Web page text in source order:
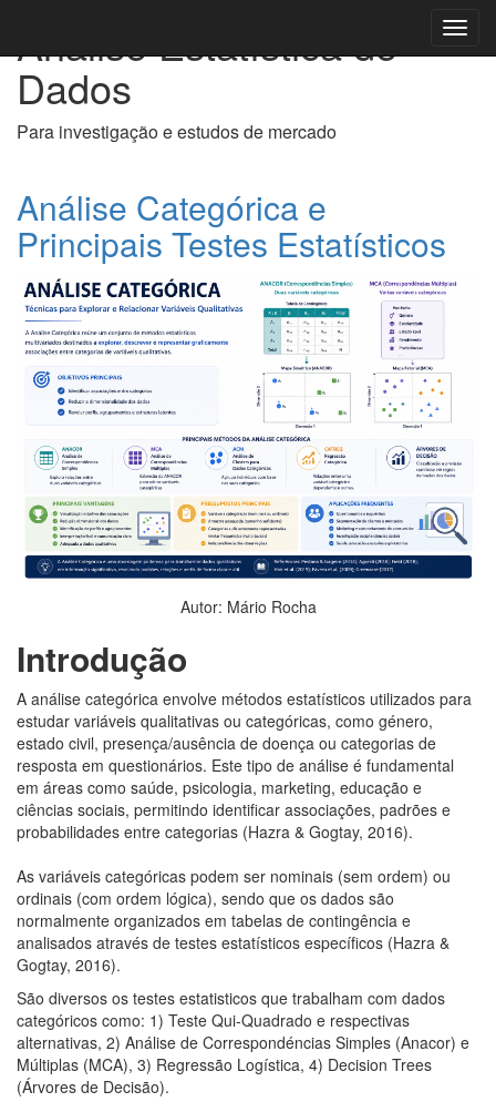
Análise Estatística de
Dados
Para investigação e estudos de mercado
Análise Categórica e
Principais Testes Estatísticos
Autor: Mário Rocha
Introdução
A análise categórica envolve métodos estatísticos utilizados para
estudar variáveis qualitativas ou categóricas, como género,
estado civil, presença/ausência de doença ou categorias de
resposta em questionários. Este tipo de análise é fundamental
em áreas como saúde, psicologia, marketing, educação e
ciências sociais, permitindo identificar associações, padrões e
probabilidades entre categorias (Hazra & Gogtay, 2016).
As variáveis categóricas podem ser nominais (sem ordem) ou
ordinais (com ordem lógica), sendo que os dados são
normalmente organizados em tabelas de contingência e
analisados através de testes estatísticos específicos (Hazra &
Gogtay, 2016).
São diversos os testes estatisticos que trabalham com dados
categóricos como: 1) Teste Qui-Quadrado e respectivas
alternativas, 2) Análise de Correspondéncias Simples (Anacor) e
Múltiplas (MCA), 3) Regressão Logística, 4) Decision Trees
(Árvores de Decisão).